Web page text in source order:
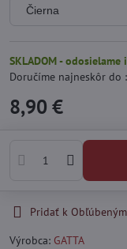
SKLADOM - odosielame
Doručíme najneskôr do :
8,90 €
Pridať k Obľúbeným
Výrobca: GATTA